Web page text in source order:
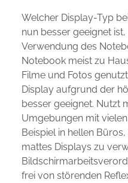
Welcher Display-Typ
nun besser geeignet
Verwendung des
Notebook meist zu
Filme und Fotos
Display aufgrund der
besser geeignet. Nutzt
Umgebungen mit
Beispiel in hellen
mattes Displays zu
frei von störenden